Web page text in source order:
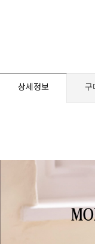
상세정보 구